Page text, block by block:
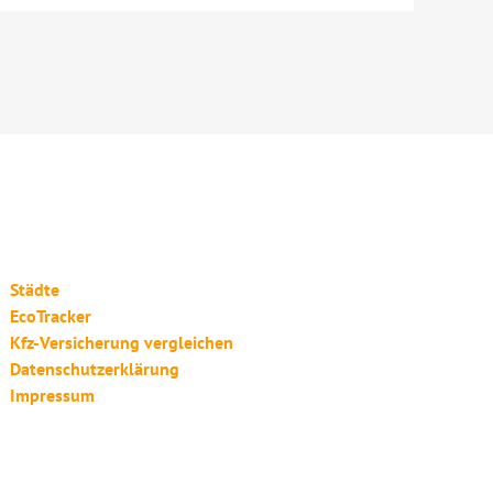
Städte
EcoTracker
Kfz-Versicherung vergleichen
Datenschutzerklärung
Impressum